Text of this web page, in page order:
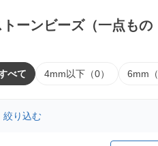
トーンビーズ（一点もの
べて 4mm以下（0） 6mm（
絞り込む